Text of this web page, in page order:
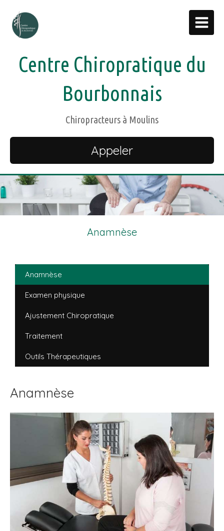
Centre Chiropratique du
Bourbonnais
Chiropracteurs à Moulins
Appeler
Anamnèse
Anamnèse
Examen physique
Ajustement Chiropratique
Traitement
Outils Thérapeutiques
Anamnèse